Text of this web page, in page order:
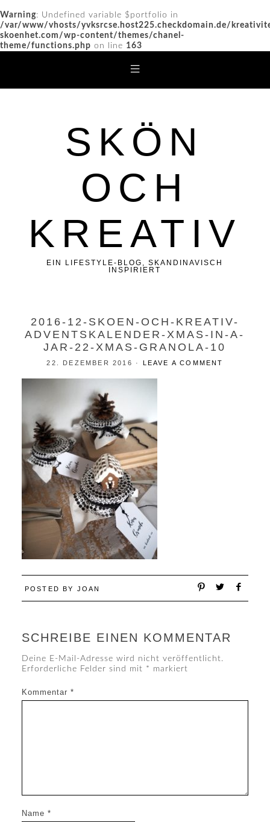
Warning: Undefined variable $portfolio in
/var/www/vhosts/yvksrcse.host225.checkdomain.de/
skoenhet.com/wp-content/themes/chanel-
theme/functions.php on line 163
SKÖN
OCH
KREATIV
EIN LIFESTYLE-BLOG, SKANDINAVISCH
INSPIRIERT
2016-12-SKOEN-OCH-KREATIV-
ADVENTSKALENDER-XMAS-IN-A-
JAR-22-XMAS-GRANOLA-10
22. DEZEMBER 2016 · LEAVE A COMMENT
POSTED BY JOAN
SCHREIBE EINEN KOMMENTAR
Deine E-Mail-Adresse wird nicht veröffentlicht.
Erforderliche Felder sind mit * markiert
Kommentar *
Name *